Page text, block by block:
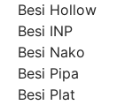
Besi Hollow
Besi INP
Besi Nako
Besi Pipa
Besi Plat